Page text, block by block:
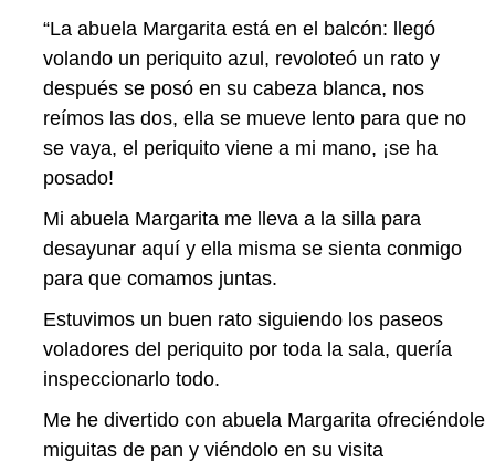
“La abuela Margarita está en el balcón: llegó
volando un periquito azul, revoloteó un rato y
después se posó en su cabeza blanca, nos
reímos las dos, ella se mueve lento para que no
se vaya, el periquito viene a mi mano, ¡se ha
posado!
Mi abuela Margarita me lleva a la silla para
desayunar aquí y ella misma se sienta conmigo
para que comamos juntas.
Estuvimos un buen rato siguiendo los paseos
voladores del periquito por toda la sala, quería
inspeccionarlo todo.
Me he divertido con abuela Margarita ofreciéndole
miguitas de pan y viéndolo en su visita